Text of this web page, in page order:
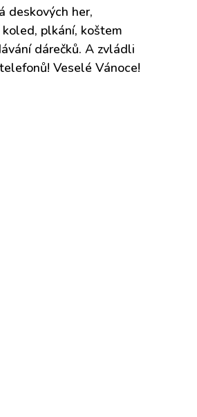
deskových her,
plkání, koštem
dárečků. A zvládli
Veselé Vánoce!